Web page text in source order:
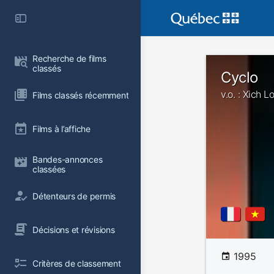
Recherche de films
classés
Films classés récemment
Films à l’affiche
Bandes-annonces
classées
Détenteurs de permis
Décisions et révisions
Critères de classement
Cyclo
v.o. : Xich Lo
1995